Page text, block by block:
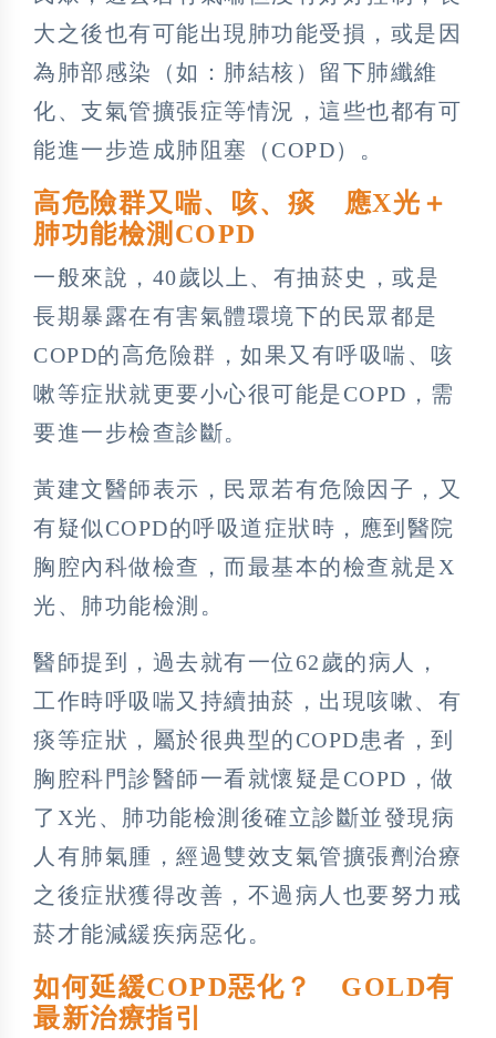
大之後也有可能出現肺功能受損，或是因
為肺部感染（如：肺結核）留下肺纖維
化、支氣管擴張症等情況，這些也都有可
能進一步造成肺阻塞（COPD）。
高危險群又喘、咳、痰 應X光＋
肺功能檢測COPD
一般來說，40歲以上、有抽菸史，或是
長期暴露在有害氣體環境下的民眾都是
COPD的高危險群，如果又有呼吸喘、咳
嗽等症狀就更要小心很可能是COPD，需
要進一步檢查診斷。
黃建文醫師表示，民眾若有危險因子，又
有疑似COPD的呼吸道症狀時，應到醫院
胸腔內科做檢查，而最基本的檢查就是X
光、肺功能檢測。
醫師提到，過去就有一位62歲的病人，
工作時呼吸喘又持續抽菸，出現咳嗽、有
痰等症狀，屬於很典型的COPD患者，到
胸腔科門診醫師一看就懷疑是COPD，做
了X光、肺功能檢測後確立診斷並發現病
人有肺氣腫，經過雙效支氣管擴張劑治療
之後症狀獲得改善，不過病人也要努力戒
菸才能減緩疾病惡化。
如何延緩COPD惡化？ GOLD有
最新治療指引